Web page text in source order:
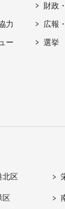
力
ー
財政
広報
選挙
北区
区